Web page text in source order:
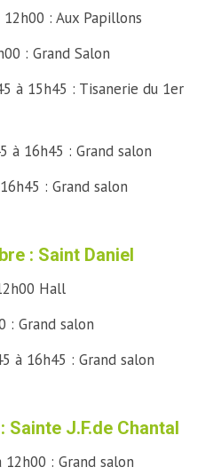
12h00 : Aux Papillons
: Grand Salon
à 15h45 : Tisanerie du 1er
à 16h45 : Grand salon
: Grand salon
: Saint Daniel
Hall
: Grand salon
à 16h45 : Grand salon
Sainte J.F.de Chantal
12h00 : Grand salon